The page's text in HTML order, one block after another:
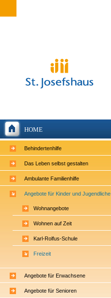
HOME
Behindertenhilfe
Das Leben selbst gestalten
Ambulante Familienhilfe
Angebote für Kinder und Jugendliche
Angebote für Erwachsene
Angebote für Senioren
Wohnangebote
Wohnen auf Zeit
Karl-Rolfus-Schule
Freizeit